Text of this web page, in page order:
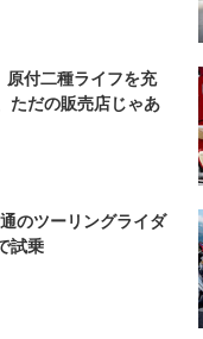
付二種ライフを充
ただの販売店じゃあ
のツーリングライダ
試乗